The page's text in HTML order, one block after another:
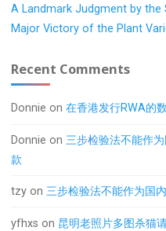
A Landmark Judgment by the
Major Victory of the Plant
Recent Comments
Donnie on在香港发行RWA的
Donnie on三步检验法不能作
款
tzy on三步检验法不能作为国
yfhxs on 昆明老照片多图杀猫